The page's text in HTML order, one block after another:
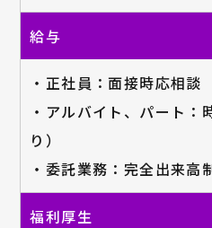
給与
・正社員：面接時応相談
・アルバイト、パート
り）
・委託業務：完全出来高
福利厚生